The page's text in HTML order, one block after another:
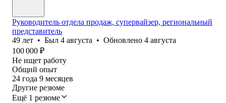
Руководитель отдела продаж, супервайзер, региональный
представитель
49 лет • Был 4 августа • Обновлено 4 августа
100 000 ₽
Не ищет работу
Общий опыт
24 года 9 месяцев
Другие резюме
Ещё 1 резюме